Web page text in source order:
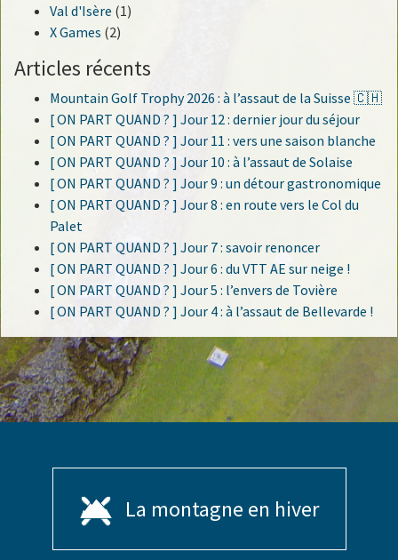
Val d'Isère (1)
X Games (2)
Articles récents
Mountain Golf Trophy 2026 : à l’assaut de la Suisse 🇨🇭
[ ON PART QUAND ? ] Jour 12 : dernier jour du séjour
[ ON PART QUAND ? ] Jour 11 : vers une saison blanche
[ ON PART QUAND ? ] Jour 10 : à l’assaut de Solaise
[ ON PART QUAND ? ] Jour 9 : un détour gastronomique
[ ON PART QUAND ? ] Jour 8 : en route vers le Col du
Palet
[ ON PART QUAND ? ] Jour 7 : savoir renoncer
[ ON PART QUAND ? ] Jour 6 : du VTT AE sur neige !
[ ON PART QUAND ? ] Jour 5 : l’envers de Tovière
[ ON PART QUAND ? ] Jour 4 : à l’assaut de Bellevarde !
La montagne en hiver